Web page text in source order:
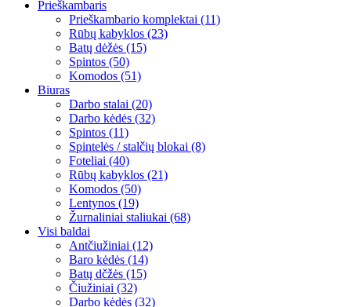
Prieškambaris
Prieškambario komplektai (11)
Rūbų kabyklos (23)
Batų dėžės (15)
Spintos (50)
Komodos (51)
Biuras
Darbo stalai (20)
Darbo kėdės (32)
Spintos (11)
Spintelės / stalčių blokai (8)
Foteliai (40)
Rūbų kabyklos (21)
Komodos (50)
Lentynos (19)
Žurnaliniai staliukai (68)
Visi baldai
Antčiužiniai (12)
Baro kėdės (14)
Batų dčžės (15)
Čiužiniai (32)
Darbo kėdės (32)